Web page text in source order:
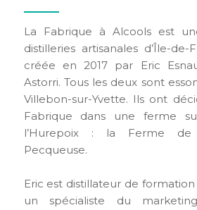
La Fabrique à Alcools est
distilleries artisanales d’Île-
créée en 2017 par Eric
Astorri. Tous les deux sont
Villebon-sur-Yvette. Ils ont
Fabrique dans une ferme
l’Hurepoix : la Ferme de
Pecqueuse.
Eric est distillateur de
un spécialiste du